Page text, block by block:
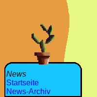
News
Startseite
News-Archiv